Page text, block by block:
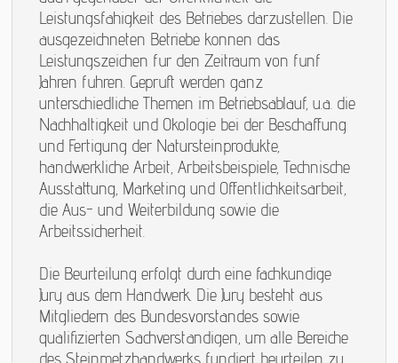
Leistungsfähigkeit des Betriebes darzustellen. Die
ausgezeichneten Betriebe können das
Leistungszeichen für den Zeitraum von fünf
Jahren führen. Geprüft werden ganz
unterschiedliche Themen im Betriebsablauf, u.a. die
Nachhaltigkeit und Ökologie bei der Beschaffung
und Fertigung der Natursteinprodukte,
handwerkliche Arbeit, Arbeitsbeispiele, Technische
Ausstattung, Marketing und Öffentlichkeitsarbeit,
die Aus- und Weiterbildung sowie die
Arbeitssicherheit.
Die Beurteilung erfolgt durch eine fachkundige
Jury aus dem Handwerk. Die Jury besteht aus
Mitgliedern des Bundesvorstandes sowie
qualifizierten Sachverständigen, um alle Bereiche
des Steinmetzhandwerks fundiert beurteilen zu